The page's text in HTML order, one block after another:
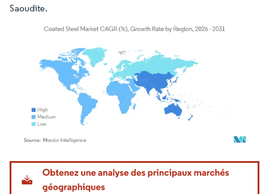
Saoudite.
Image © Mordor Intelligence. La réutilisation nécessite une attribution sous CC BY